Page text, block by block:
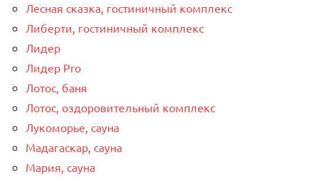
Лесная сказка, гостиничный комплекс
Либерти, гостиничный комплекс
Лидер
Лидер Pro
Лотос, баня
Лотос, оздоровительный комплекс
Лукоморье, сауна
Мадагаскар, сауна
Мария, сауна